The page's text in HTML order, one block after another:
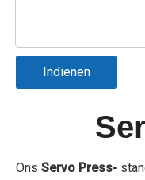
Indienen
Ons Servo Press-